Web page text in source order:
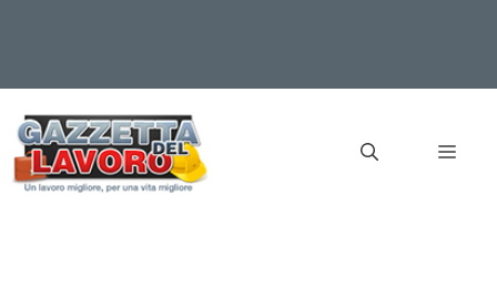
contenuto